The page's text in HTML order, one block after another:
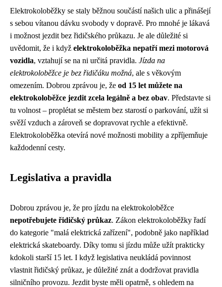
Elektrokoloběžky se staly běžnou součástí našich ulic a přinášejí
s sebou vítanou dávku svobody v dopravě. Pro mnohé je lákavá
i možnost jezdit bez řidičského průkazu. Je ale důležité si
uvědomit, že i když elektrokoloběžka nepatří mezi motorová
vozidla, vztahují se na ni určitá pravidla. Jízda na
elektrokoloběžce je bez řidičáku možná, ale s věkovým
omezením. Dobrou zprávou je, že od 15 let můžete na
elektrokoloběžce jezdit zcela legálně a bez obav. Představte si
tu volnost – proplétat se městem bez starostí o parkování, užít si
svěží vzduch a zároveň se dopravovat rychle a efektivně.
Elektrokoloběžka otevírá nové možnosti mobility a zpříjemňuje
každodenní cesty.
Legislativa a pravidla
Dobrou zprávou je, že pro jízdu na elektrokoloběžce
nepotřebujete řidičský průkaz. Zákon elektrokoloběžky řadí
do kategorie "malá elektrická zařízení", podobně jako například
elektrická skateboardy. Díky tomu si jízdu může užít prakticky
kdokoli starší 15 let. I když legislativa neukládá povinnost
vlastnit řidičský průkaz, je důležité znát a dodržovat pravidla
silničního provozu. Jezdit byste měli opatrně, s ohledem na